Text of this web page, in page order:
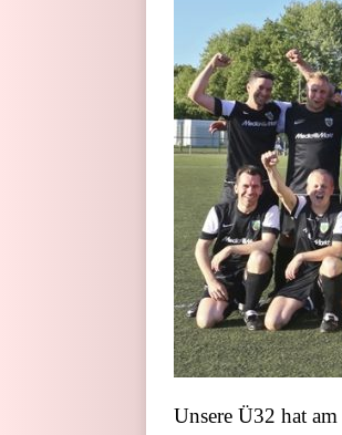
Unsere Ü32 hat